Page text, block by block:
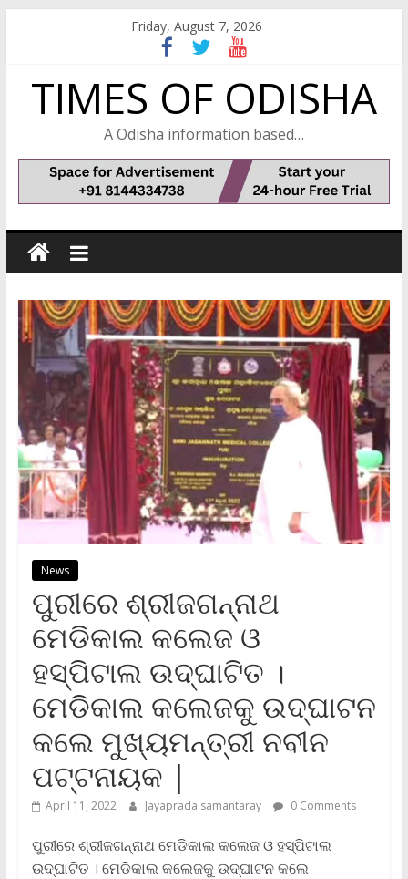
Friday, August 7, 2026
TIMES OF ODISHA
A Odisha information based…
News
ପୁରୀରେ ଶ୍ରୀଜଗନ୍ନାଥ
ମେଡିକାଲ କଲେଜ ଓ
ହସ୍ପିଟାଲ ଉଦ୍‌ଘାଟିତ ।
ମେଡିକାଲ କଲେଜକୁ ଉଦ୍‌ଘାଟନ
କଲେ ମୁଖ୍ୟମନ୍ତ୍ରୀ ନବୀନ
ପଟ୍ଟନାୟକ |
April 11, 2022 Jayaprada samantaray 0 Comments
ପୁରୀରେ ଶ୍ରୀଜଗନ୍ନାଥ ମେଡିକାଲ କଲେଜ ଓ ହସ୍ପିଟାଲ
ଉଦ୍‌ଘାଟିତ । ମେଡିକାଲ କଲେଜକୁ ଉଦ୍‌ଘାଟନ କଲେ